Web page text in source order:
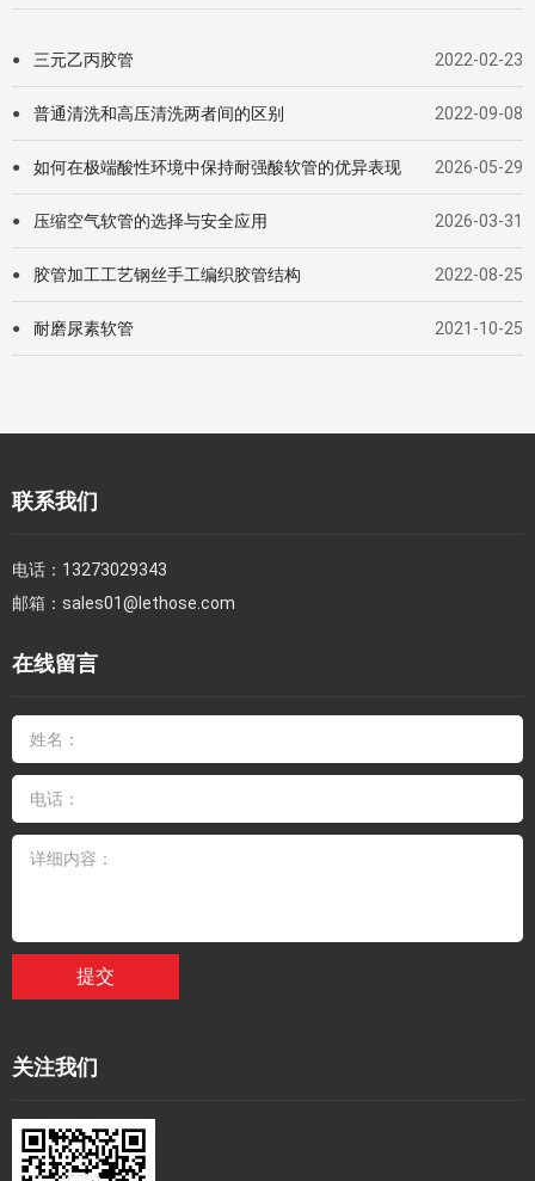
● 三元乙丙胶管 2022-02-23
● 普通清洗和高压清洗两者间的区别 2022-09-08
● 如何在极端酸性环境中保持耐强酸软管的优异表现 2026-05-29
● 压缩空气软管的选择与安全应用 2026-03-31
● 胶管加工工艺钢丝手工编织胶管结构 2022-08-25
● 耐磨尿素软管 2021-10-25
联系我们
电话： 13273029343
邮箱： sales01@lethose.com
在线留言
提交
关注我们